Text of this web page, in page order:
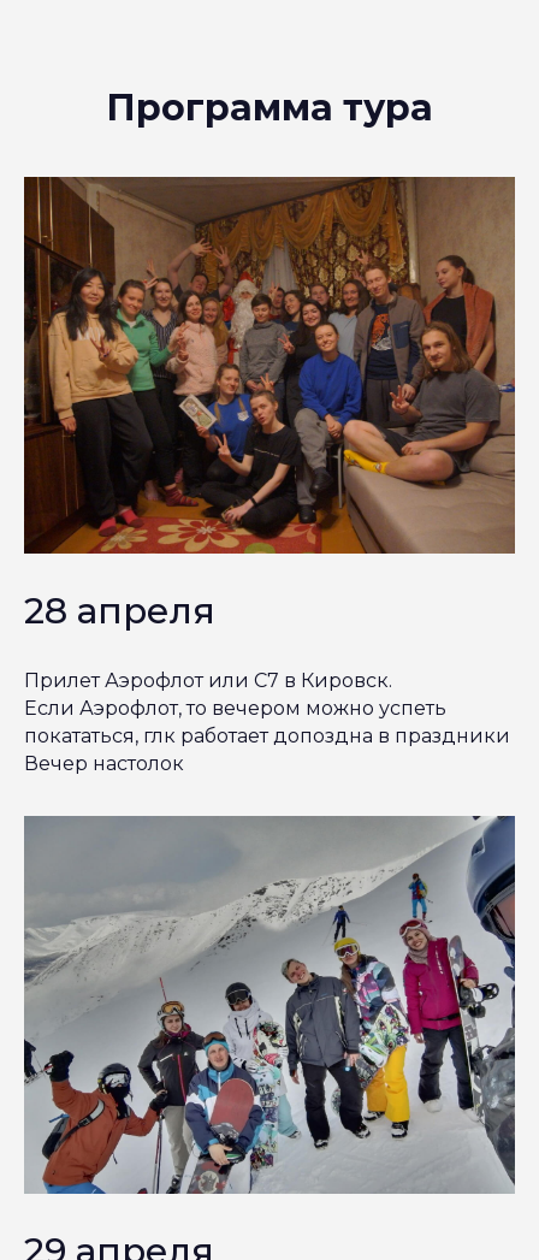
Программа тура
28 апреля
Прилет Аэрофлот или С7 в Кировск.
Если Аэрофлот, то вечером можно успеть
покататься, глк работает допоздна в праздники
Вечер настолок